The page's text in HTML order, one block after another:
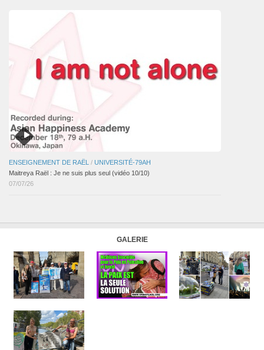
ENSEIGNEMENT DE RAËL / UNIVERSITÉ-79AH
Maitreya Raël : Je ne suis plus seul (vidéo 10/10)
07/07/26
GALERIE